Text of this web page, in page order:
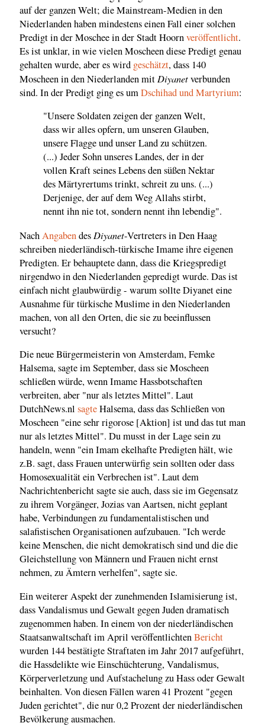
auf der ganzen Welt; die Mainstream-Medien in den
Niederlanden haben mindestens einen Fall einer solchen
Predigt in der Moschee in der Stadt Hoornveröffentlicht.
Es ist unklar, in wie vielen Moscheen diese Predigt genau
gehalten wurde, aber es wird geschätzt, dass 140
Moscheen in den Niederlanden mit Diyanetverbunden
sind. In der Predigt ging es umDschihad und Martyrium:
"Unsere Soldaten zeigen der ganzen Welt,
dass wir alles opfern, um unseren Glauben,
unsere Flagge und unser Land zu schützen.
(...) Jeder Sohn unseres Landes, der in der
vollen Kraft seines Lebens den süßen Nektar
des Märtyrertums trinkt, schreit zu uns. (...)
Derjenige, der auf dem Weg Allahs stirbt,
nennt ihn nie tot, sondern nennt ihn lebendig".
NachAngabendes Diyanet-Vertreters in Den Haag
schreiben niederländisch-türkische Imame ihre eigenen
Predigten. Er behauptete dann, dass die Kriegspredigt
nirgendwo in den Niederlanden gepredigt wurde. Das ist
einfach nicht glaubwürdig - warum sollte Diyanet eine
Ausnahme für türkische Muslime in den Niederlanden
machen, von all den Orten, die sie zu beeinflussen
versucht?
Die neue Bürgermeisterin von Amsterdam, Femke
Halsema, sagte im September, dass sie Moscheen
schließen würde, wenn Imame Hassbotschaften
verbreiten, aber "nur als letztes Mittel". Laut
DutchNews.nl sagteHalsema, dass das Schließen von
Moscheen "eine sehr rigorose [Aktion] ist und das tut man
nur als letztes Mittel". Du musst in der Lage sein zu
handeln, wenn "ein Imam ekelhafte Predigten hält, wie
z.B. sagt, dass Frauen unterwürfig sein sollten oder dass
Homosexualität ein Verbrechen ist". Laut dem
Nachrichtenbericht sagte sie auch, dass sie im Gegensatz
zu ihrem Vorgänger, Jozias van Aartsen, nicht geplant
habe, Verbindungen zu fundamentalistischen und
salafistischen Organisationen aufzubauen. "Ich werde
keine Menschen, die nicht demokratisch sind und die die
Gleichstellung von Männern und Frauen nicht ernst
nehmen, zu Ämtern verhelfen", sagte sie.
Ein weiterer Aspekt der zunehmenden Islamisierung ist,
dass Vandalismus und Gewalt gegen Juden dramatisch
zugenommen haben. In einem von der niederländischen
Staatsanwaltschaft im April veröffentlichtenBericht
wurden 144 bestätigte Straftaten im Jahr 2017 aufgeführt,
die Hassdelikte wie Einschüchterung, Vandalismus,
Körperverletzung und Aufstachelung zu Hass oder Gewalt
beinhalten. Von diesen Fällen waren 41 Prozent "gegen
Juden gerichtet", die nur 0,2 Prozent der niederländischen
Bevölkerung ausmachen.